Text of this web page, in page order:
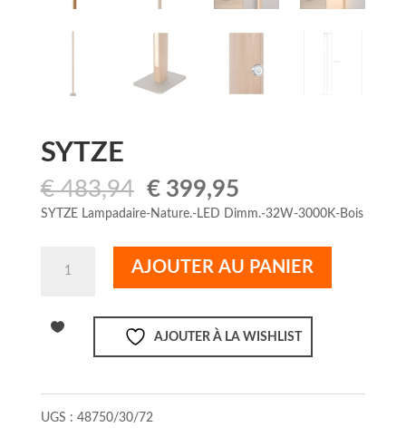
SYTZE
€483,94 Le
prix
était :
€ 483,94.
€399,95Le
prix
est :
€ 399,95.
SYTZE Lampadaire-Nature.-LED Dimm.-32W-3000K-Bois
AJOUTER AU PANIER
AJOUTER À LA WISHLIST
UGS : 48750/30/72